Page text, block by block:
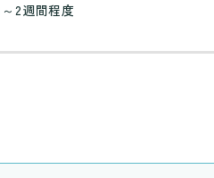
2週間程度